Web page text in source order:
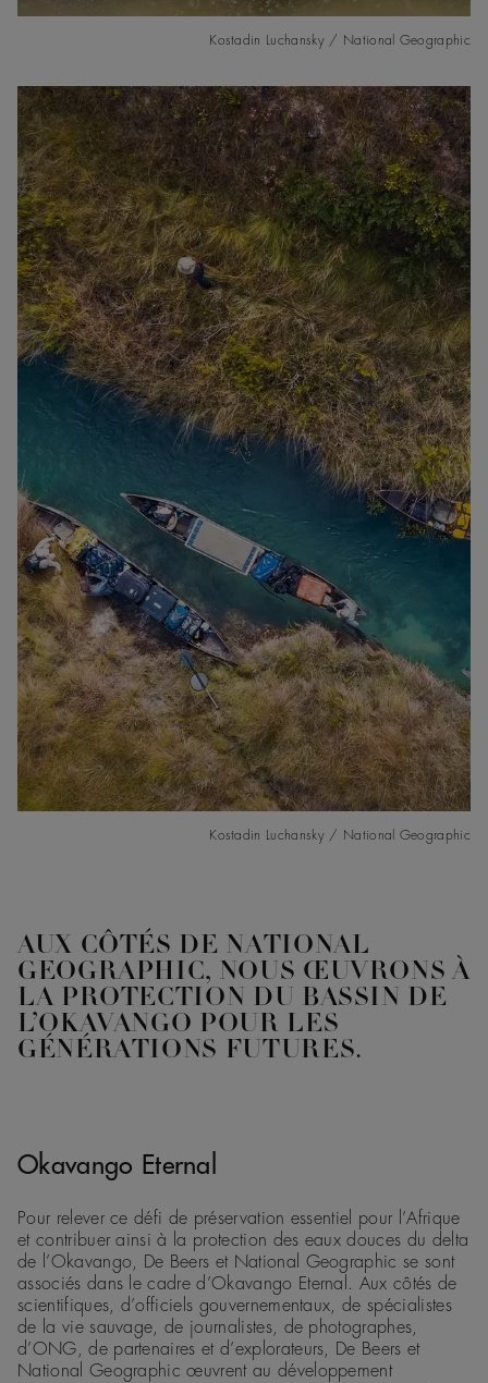
Kostadin Luchansky / National Geographic
Kostadin Luchansky / National Geographic
AUX CÔTÉS DE NATIONAL
GEOGRAPHIC, NOUS ŒUVRONS À
LA PROTECTION DU BASSIN DE
L’OKAVANGO POUR LES
GÉNÉRATIONS FUTURES.
Okavango Eternal
Pour relever ce défi de préservation essentiel pour l’Afrique
et contribuer ainsi à la protection des eaux douces du delta
de l’Okavango, De Beers et National Geographic se sont
associés dans le cadre d’Okavango Eternal. Aux côtés de
scientifiques, d’officiels gouvernementaux, de spécialistes
de la vie sauvage, de journalistes, de photographes,
d’ONG, de partenaires et d’explorateurs, De Beers et
National Geographic œuvrent au développement